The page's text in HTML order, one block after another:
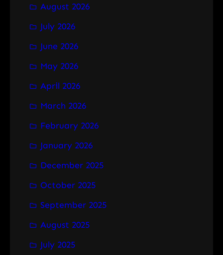
c
h
August 2026
July 2026
June 2026
May 2026
April 2026
March 2026
February 2026
January 2026
December 2025
October 2025
September 2025
August 2025
July 2025